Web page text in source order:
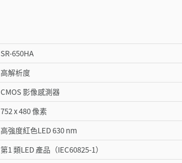
SR-650HA
高解析度
CMOS 影像感測器
752 x 480 像素
高強度紅色LED 630 nm
第1 類LED 產品（IEC60825-1）